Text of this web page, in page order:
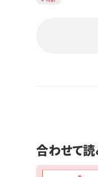
合わせて